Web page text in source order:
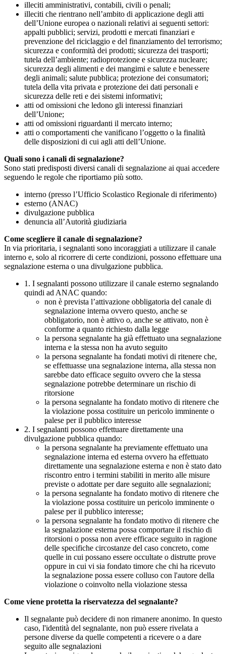
illeciti amministrativi, contabili, civili o penali;
illeciti che rientrano nell’ambito di applicazione degli atti
dell’Unione europea o nazionali relativi ai seguenti settori:
appalti pubblici; servizi, prodotti e mercati finanziari e
prevenzione del riciclaggio e del finanziamento del terrorismo;
sicurezza e conformità dei prodotti; sicurezza dei trasporti;
tutela dell’ambiente; radioprotezione e sicurezza nucleare;
sicurezza degli alimenti e dei mangimi e salute e benessere
degli animali; salute pubblica; protezione dei consumatori;
tutela della vita privata e protezione dei dati personali e
sicurezza delle reti e dei sistemi informativi;
atti od omissioni che ledono gli interessi finanziari
dell’Unione;
atti od omissioni riguardanti il mercato interno;
atti o comportamenti che vanificano l’oggetto o la finalità
delle disposizioni di cui agli atti dell’Unione.
Quali sono i canali di segnalazione?
Sono stati predisposti diversi canali di segnalazione ai quai accedere
seguendo le regole che riportiamo più sotto.
interno (presso l’Ufficio Scolastico Regionale di riferimento)
esterno (ANAC)
divulgazione pubblica
denuncia all’Autorità giudiziaria
Come scegliere il canale di segnalazione?
In via prioritaria, i segnalanti sono incoraggiati a utilizzare il canale
interno e, solo al ricorrere di certe condizioni, possono effettuare una
segnalazione esterna o una divulgazione pubblica.
1. I segnalanti possono utilizzare il canale esterno segnalando
quindi ad ANAC quando:
non è prevista l’attivazione obbligatoria del canale di
segnalazione interna ovvero questo, anche se
obbligatorio, non è attivo o, anche se attivato, non è
conforme a quanto richiesto dalla legge
la persona segnalante ha già effettuato una segnalazione
interna e la stessa non ha avuto seguito
la persona segnalante ha fondati motivi di ritenere che,
se effettuasse una segnalazione interna, alla stessa non
sarebbe dato efficace seguito ovvero che la stessa
segnalazione potrebbe determinare un rischio di
ritorsione
la persona segnalante ha fondato motivo di ritenere che
la violazione possa costituire un pericolo imminente o
palese per il pubblico interesse
2. I segnalanti possono effettuare direttamente una
divulgazione pubblica quando:
la persona segnalante ha previamente effettuato una
segnalazione interna ed esterna ovvero ha effettuato
direttamente una segnalazione esterna e non è stato dato
riscontro entro i termini stabiliti in merito alle misure
previste o adottate per dare seguito alle segnalazioni;
la persona segnalante ha fondato motivo di ritenere che
la violazione possa costituire un pericolo imminente o
palese per il pubblico interesse;
la persona segnalante ha fondato motivo di ritenere che
la segnalazione esterna possa comportare il rischio di
ritorsioni o possa non avere efficace seguito in ragione
delle specifiche circostanze del caso concreto, come
quelle in cui possano essere occultate o distrutte prove
oppure in cui vi sia fondato timore che chi ha ricevuto
la segnalazione possa essere colluso con l'autore della
violazione o coinvolto nella violazione stessa
Come viene protetta la riservatezza del segnalante?
Il segnalante può decidere di non rimanere anonimo. In questo
caso, l'identità del segnalante, non può essere rivelata a
persone diverse da quelle competenti a ricevere o a dare
seguito alle segnalazioni